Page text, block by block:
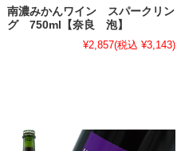
南濃みかんワイン スパークリン
グ 750ml【奈良 泡】
¥2,857(税込 ¥3,143)